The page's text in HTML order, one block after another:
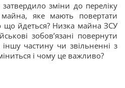
зміни до переліку
майна, яке мають повертати
що йдеться? Низка майна ЗСУ
зобов’язані повернути
частину чи звільненні з
і чому це важливо?